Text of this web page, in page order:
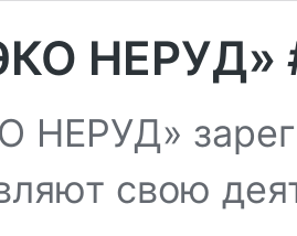
НЕРУД»
НЕРУД»
свою